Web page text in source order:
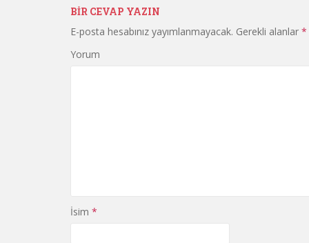
BIR CEVAP YAZIN
E-posta hesabınız yayımlanmayacak. Gerekli alanlar *
Yorum
İsim *